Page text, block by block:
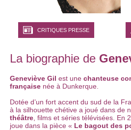
CRITIQUES PRESSE
La biographie de
Geneviève Gil est une chanteuse
française née à Dunkerque.
Dotée d’un fort accent du sud de la
à la silhouette chétive a joué dans de
théâtre , films et séries télévisées. En
joue dans la pièce « Le bagout des